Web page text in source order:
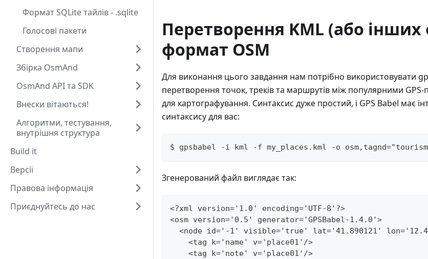
Формат SQLite тайлів - .sqlite
Голосові пакети
Створення мапи
Збірка OsmAnd
OsmAnd API та SDK
Внески вітаються!
Алгоритми, тестування,
внутрішня структура
Build it
Версії
Правова інформація
Приєднуйтесь до нас
Перетворення KML (або інших
формат OSM
Для виконання цього завдання нам потрібно використовувати
перетворення точок, треків та маршрутів між популярними
для картографування. Синтаксис дуже простий, і GPS Babel має
синтаксису для вас:
$ gpsbabel -i kml -f my_places.kml -o
Згенерований файл виглядає так:
<?xml version='1.0' encoding='UTF-8'?>
<osm version='0.5' generator='GPSBabel-1.4.0'>
<node id='-1' visible='true' lat='41.890121'
    <tag k='name' v='place01'/>
    <tag k='note' v='place01'/>